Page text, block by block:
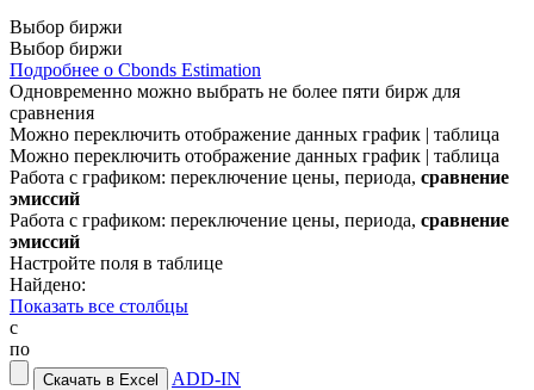
Выбор биржи
Выбор биржи
Подробнее о Cbonds Estimation
Одновременно можно выбрать не более пяти бирж для
сравнения
Можно переключить отображение данных график | таблица
Можно переключить отображение данных график | таблица
Работа с графиком: переключение цены, периода, сравнение
эмиссий
Работа с графиком: переключение цены, периода, сравнение
эмиссий
Настройте поля в таблице
Найдено:
Показать все столбцы
с
по
ADD-IN